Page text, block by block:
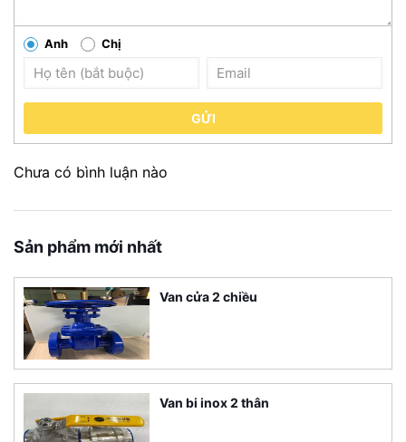
Anh Chị
GỬI
Chưa có bình luận nào
Sản phẩm mới nhất
Van cửa 2 chiều
Van bi inox 2 thân